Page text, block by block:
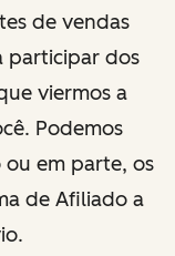
de vendas
participar dos
viermos a
Podemos
em parte, os
de Afiliado a